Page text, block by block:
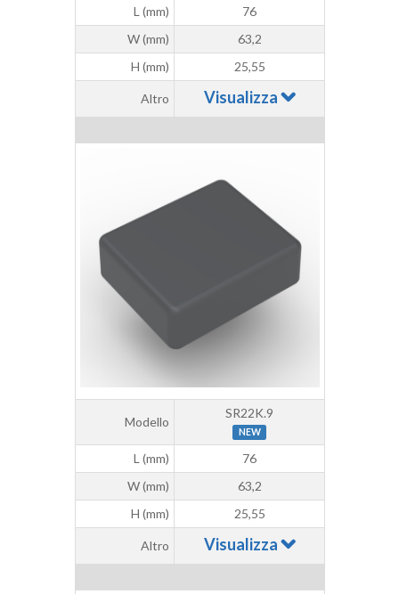
L (mm)
76
W (mm)
63,2
H (mm)
25,55
Altro Visualizza
Modello
SR22K.9
NEW
L (mm)
76
W (mm)
63,2
H (mm)
25,55
Altro Visualizza